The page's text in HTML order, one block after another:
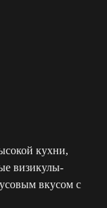
кухни,
визикулы-
вкусом с